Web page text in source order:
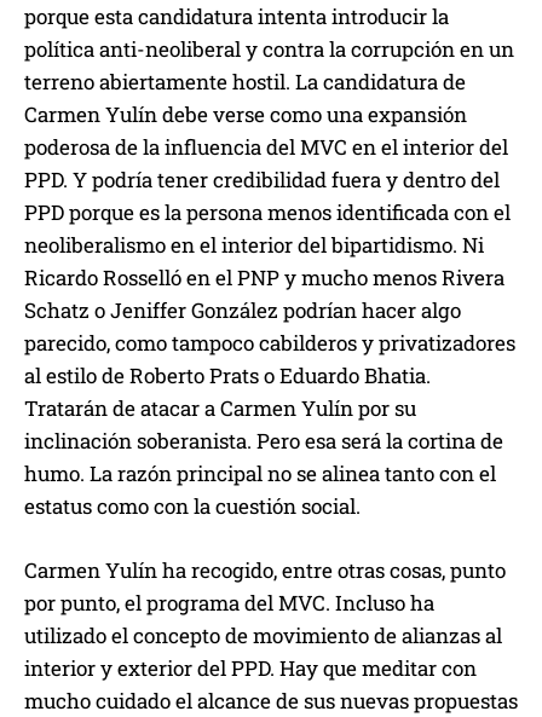
porque esta candidatura intenta introducir la
política anti-neoliberal y contra la corrupción en un
terreno abiertamente hostil. La candidatura de
Carmen Yulín debe verse como una expansión
poderosa de la influencia del MVC en el interior del
PPD. Y podría tener credibilidad fuera y dentro del
PPD porque es la persona menos identificada con el
neoliberalismo en el interior del bipartidismo. Ni
Ricardo Rosselló en el PNP y mucho menos Rivera
Schatz o Jeniffer González podrían hacer algo
parecido, como tampoco cabilderos y privatizadores
al estilo de Roberto Prats o Eduardo Bhatia.
Tratarán de atacar a Carmen Yulín por su
inclinación soberanista. Pero esa será la cortina de
humo. La razón principal no se alinea tanto con el
estatus como con la cuestión social.
Carmen Yulín ha recogido, entre otras cosas, punto
por punto, el programa del MVC. Incluso ha
utilizado el concepto de movimiento de alianzas al
interior y exterior del PPD. Hay que meditar con
mucho cuidado el alcance de sus nuevas propuestas